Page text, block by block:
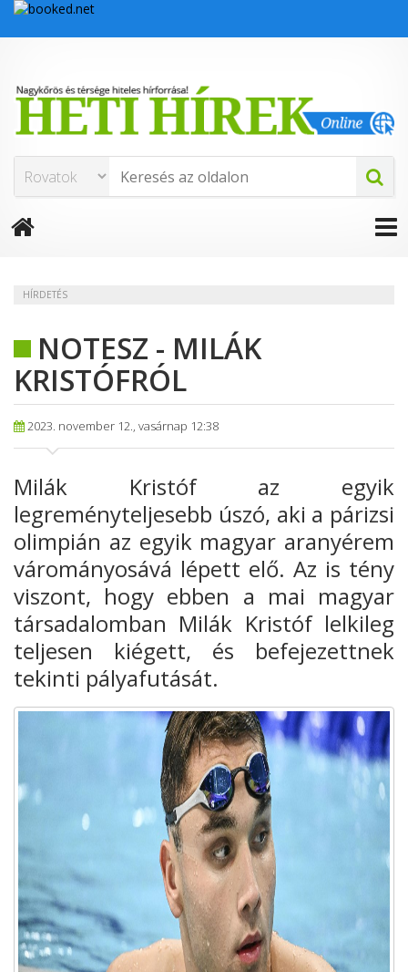
HÍRDETÉS
NOTESZ - MILÁK
KRISTÓFRÓL
2023. november 12., vasárnap 12:38
Milák Kristóf az egyik
legreményteljesebb úszó, aki a párizsi
olimpián az egyik magyar aranyérem
várományosává lépett elő. Az is tény
viszont, hogy ebben a mai magyar
társadalomban Milák Kristóf lelkileg
teljesen kiégett, és befejezettnek
tekinti pályafutását.